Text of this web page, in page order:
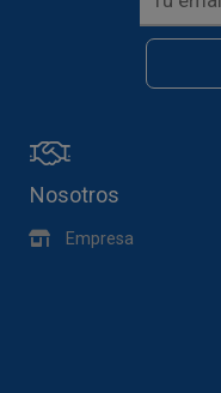
Nosotros
Empresa